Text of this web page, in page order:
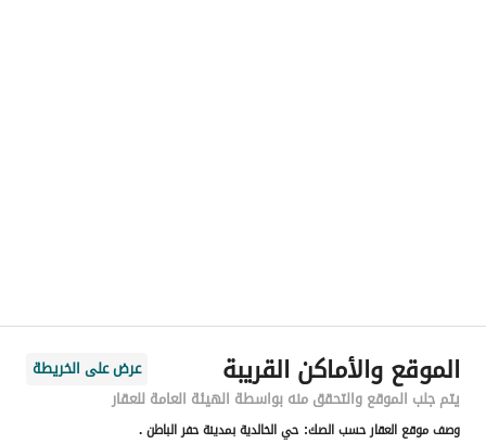
رقم المبنى
2282
الموقع والأماكن القريبة
عرض على الخريطة
يتم جلب الموقع والتحقق منه بواسطة الهيئة العامة للعقار
وصف موقع العقار حسب الصك: حي الخالدية بمدينة حفر الباطن .